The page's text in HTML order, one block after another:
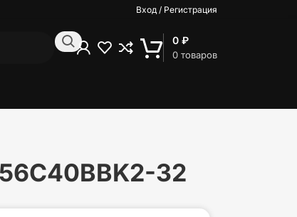
Вход / Регистрация
0 товаров
0 ₽
32